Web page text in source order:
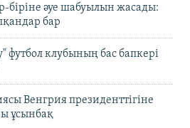
біріне әуе шабуылын жасады:
бар
футбол клубының бас бапкері
Венгрия президенттігіне
ұсынбақ